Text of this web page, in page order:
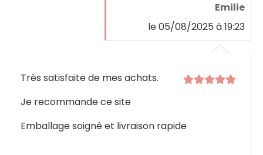
Emilie
le 05/08/2025 à 19:23
Très satisfaite de mes achats.
Je recommande ce site
Emballage soigné et livraison rapide